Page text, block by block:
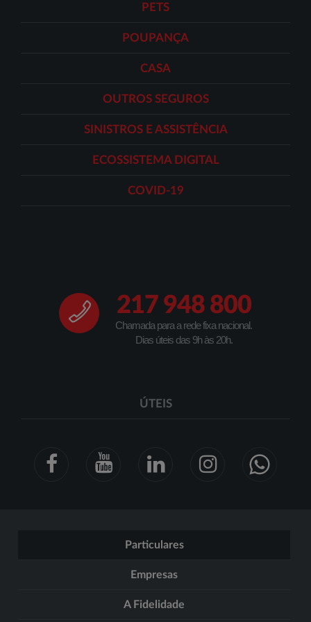
PETS
POUPANÇA
CASA
OUTROS SEGUROS
SINISTROS E ASSISTÊNCIA
ECOSSISTEMA DIGITAL
COVID-19
217 948 800
Chamada para a rede fixa nacional.
Dias úteis das 9h às 20h.
ÚTEIS
Particulares
Empresas
A Fidelidade